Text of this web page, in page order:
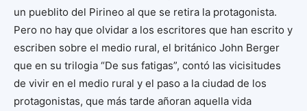
un pueblito del Pirineo al que se retira la protagonista.
Pero no hay que olvidar a los escritores que han escrito y
escriben sobre el medio rural, el británico John Berger
que en su trilogia “De sus fatigas”, contó las vicisitudes
de vivir en el medio rural y el paso a la ciudad de los
protagonistas, que más tarde añoran aquella vida